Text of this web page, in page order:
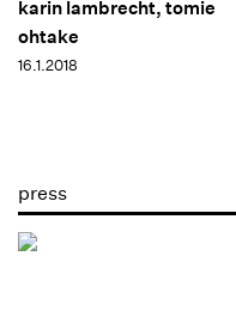
karin lambrecht, tomie
ohtake
16.1.2018
press